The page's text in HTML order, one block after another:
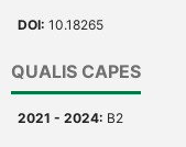
DOI: 10.18265
QUALIS CAPES
2021 - 2024: B2